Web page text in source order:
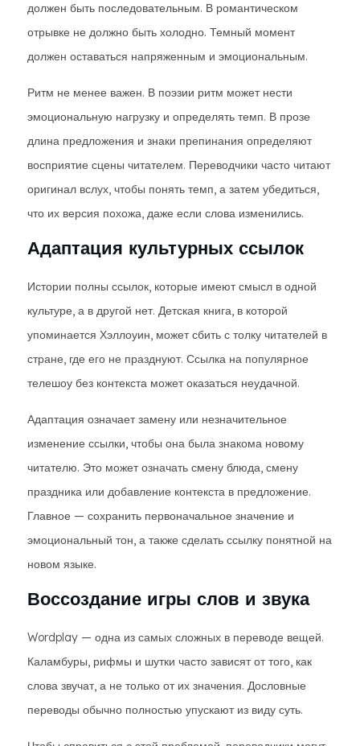
должен быть последовательным. В романтическом
отрывке не должно быть холодно. Темный момент
должен оставаться напряженным и эмоциональным.
Ритм не менее важен. В поэзии ритм может нести
эмоциональную нагрузку и определять темп. В прозе
длина предложения и знаки препинания определяют
восприятие сцены читателем. Переводчики часто читают
оригинал вслух, чтобы понять темп, а затем убедиться,
что их версия похожа, даже если слова изменились.
Адаптация культурных ссылок
Истории полны ссылок, которые имеют смысл в одной
культуре, а в другой нет. Детская книга, в которой
упоминается Хэллоуин, может сбить с толку читателей в
стране, где его не празднуют. Ссылка на популярное
телешоу без контекста может оказаться неудачной.
Адаптация означает замену или незначительное
изменение ссылки, чтобы она была знакома новому
читателю. Это может означать смену блюда, смену
праздника или добавление контекста в предложение.
Главное — сохранить первоначальное значение и
эмоциональный тон, а также сделать ссылку понятной на
новом языке.
Воссоздание игры слов и звука
Wordplay — одна из самых сложных в переводе вещей.
Каламбуры, рифмы и шутки часто зависят от того, как
слова звучат, а не только от их значения. Дословные
переводы обычно полностью упускают из виду суть.